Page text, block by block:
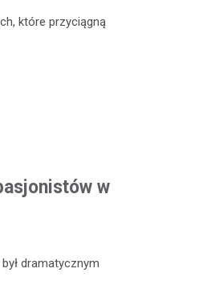
które przyciągną
w
dramatycznym